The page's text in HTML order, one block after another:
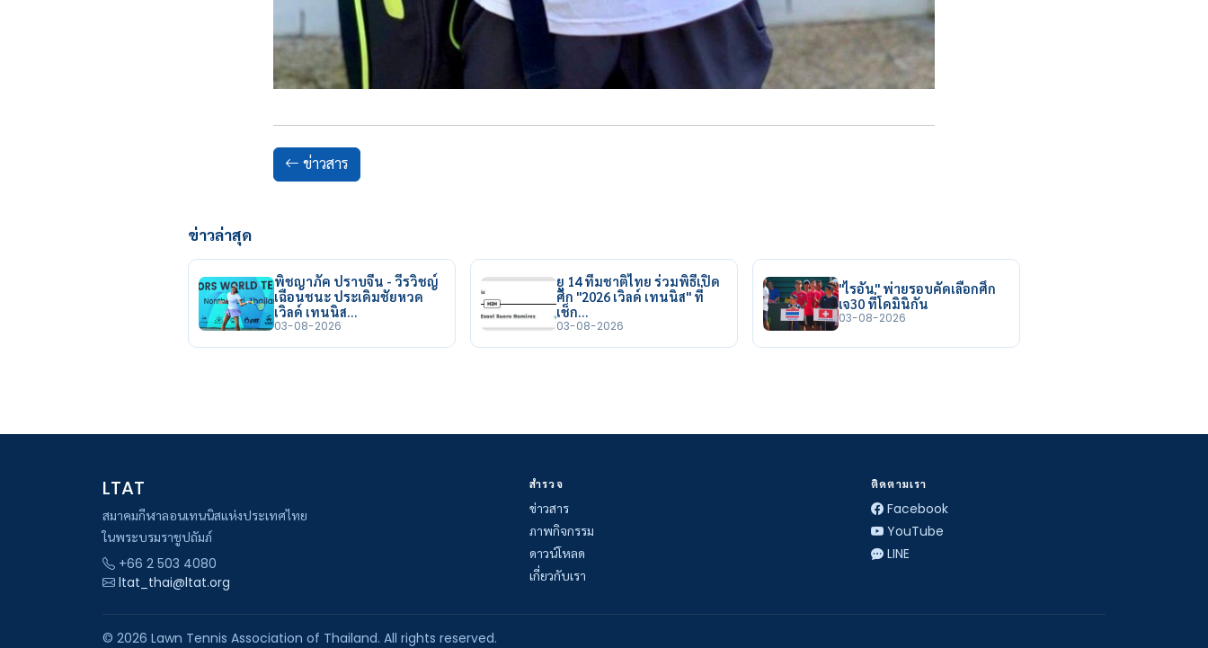
ข่าวสาร
ข่าวล่าสุด
พิชญาภัค ปราบจีน - วีรวิชญ์
เฉือนชนะ ประเดิมชัยหวด
เวิลด์ เทนนิส…
03-08-2026
ยู 14 ทีมชาติไทย ร่วมพิธีเปิด
ศึก "2026 เวิลด์ เทนนิส" ที่
เช็ก…
03-08-2026
"ไรอัน" พ่ายรอบคัดเลือกศึก
เจ30 ที่โดมินิกัน
03-08-2026
LTAT
สมาคมกีฬาลอนเทนนิสแห่งประเทศไทย
ในพระบรมราชูปถัมภ์
+66 2 503 4080
ltat_thai@ltat.org
สำรวจ
ข่าวสาร
ภาพกิจกรรม
ดาวน์โหลด
เกี่ยวกับเรา
ติดตามเรา
Facebook
YouTube
LINE
© 2026 Lawn Tennis Association of Thailand. All rights reserved.